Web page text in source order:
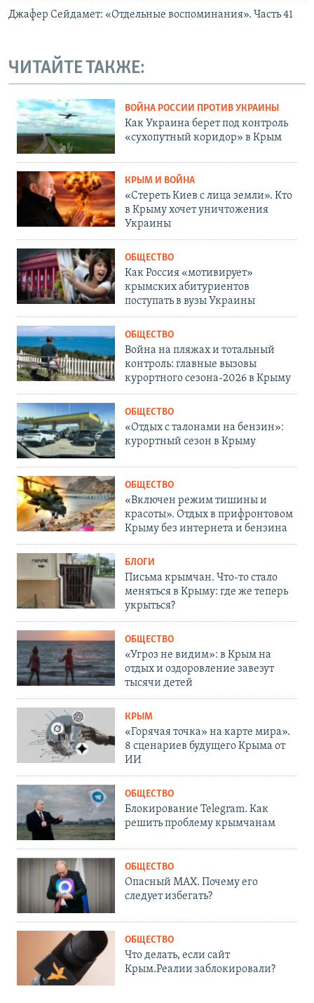
Джафер Сейдамет: «Отдельные воспоминания». Часть 41
ЧИТАЙТЕ ТАКЖЕ:
ВОЙНА РОССИИ ПРОТИВ УКРАИНЫ
Как Украина берет под контроль
«сухопутный коридор» в Крым
КРЫМ И ВОЙНА
«Стереть Киев с лица земли». Кто
в Крыму хочет уничтожения
Украины
ОБЩЕСТВО
Как Россия «мотивирует»
крымских абитуриентов
поступать в вузы Украины
ОБЩЕСТВО
Война на пляжах и тотальный
контроль: главные вызовы
курортного сезона-2026 в Крыму
ОБЩЕСТВО
«Отдых с талонами на бензин»:
курортный сезон в Крыму
ОБЩЕСТВО
«Включен режим тишины и
красоты». Отдых в прифронтовом
Крыму без интернета и бензина
БЛОГИ
Письма крымчан. Что-то стало
меняться в Крыму: где же теперь
укрыться?
ОБЩЕСТВО
«Угроз не видим»: в Крым на
отдых и оздоровление завезут
тысячи детей
КРЫМ
«Горячая точка» на карте мира».
8 сценариев будущего Крыма от
ИИ
ОБЩЕСТВО
Блокирование Telegram. Как
решить проблему крымчанам
ОБЩЕСТВО
Опасный MAX. Почему его
следует избегать?
ОБЩЕСТВО
Что делать, если сайт
Крым.Реалии заблокировали?